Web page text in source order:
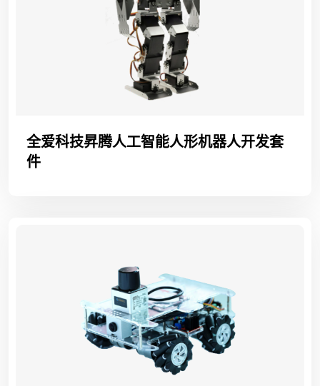
全爱科技昇腾人工智能人形机器人开发套
件